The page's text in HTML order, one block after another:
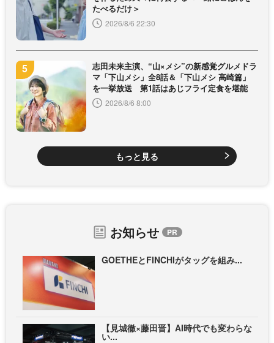
たべるだけ＞
2026/8/6 22:30
志田未来主演、“山×メシ”の新感覚グルメドラ
マ「下山メシ」全8話＆「下山メシ 高崎篇」
を一挙放送 第1話はあじフライ定食を堪能
2026/8/6 8:00
もっと見る
お知らせ
GOETHEとFINCHIがタッグを組み...
【見城徹×藤田晋】AI時代でも変わらな
い...